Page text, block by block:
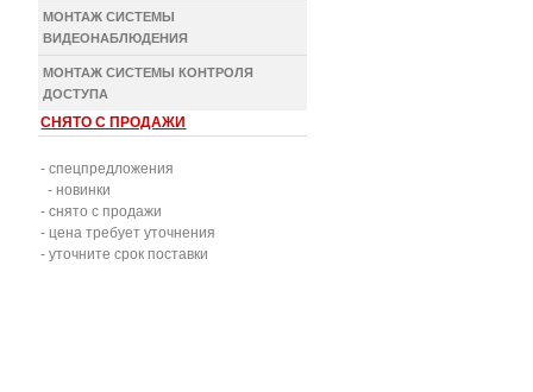
МОНТАЖ СИСТЕМЫ
ВИДЕОНАБЛЮДЕНИЯ
МОНТАЖ СИСТЕМЫ КОНТРОЛЯ
ДОСТУПА
СНЯТО С ПРОДАЖИ
- спецпредложения
- новинки
- снято с продажи
- цена требует уточнения
- уточните срок поставки